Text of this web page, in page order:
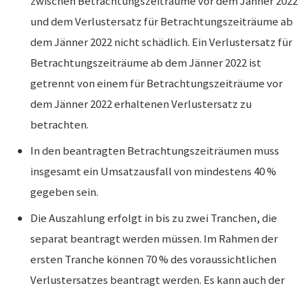
und dem Verlustersatz für Betrachtungszeiträume ab
dem Jänner 2022 nicht schädlich. Ein Verlustersatz für
Betrachtungszeiträume ab dem Jänner 2022 ist
getrennt von einem für Betrachtungszeiträume vor
dem Jänner 2022 erhaltenen Verlustersatz zu
betrachten.
In den beantragten Betrachtungszeiträumen muss
insgesamt ein Umsatzausfall von mindestens 40 %
gegeben sein.
Die Auszahlung erfolgt in bis zu zwei Tranchen, die
separat beantragt werden müssen. Im Rahmen der
ersten Tranche können 70 % des voraussichtlichen
Verlustersatzes beantragt werden. Es kann auch der